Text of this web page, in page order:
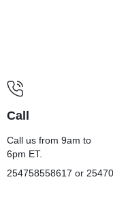
Call
Call us from 9am to
6pm ET.
254758558617 or